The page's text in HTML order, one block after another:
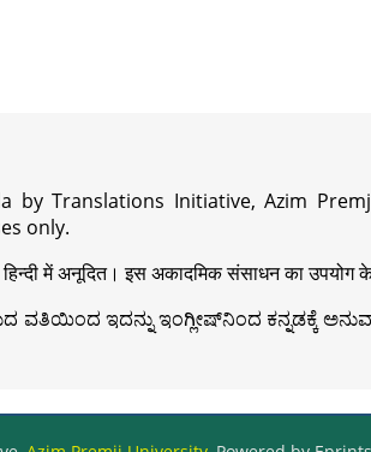
by Translations Initiative, Azim
only.
हिन्दी में अनूदित। इस अकादमिक संसाधन का
ಇದನ್ನು ಇಂಗ್ಲೀಷ್‍ನಿಂದ ಕನ್ನಡಕ್ಕೆ